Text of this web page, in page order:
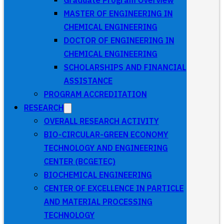
MASTER OF ENGINEERING IN
CHEMICAL ENGINEERING
DOCTOR OF ENGINEERING IN
CHEMICAL ENGINEERING
SCHOLARSHIPS AND FINANCIAL
ASSISTANCE
PROGRAM ACCREDITATION
RESEARCH
OVERALL RESEARCH ACTIVITY
BIO-CIRCULAR-GREEN ECONOMY
TECHNOLOGY AND ENGINEERING
CENTER (BCGETEC)
BIOCHEMICAL ENGINEERING
CENTER OF EXCELLENCE IN PARTICLE
AND MATERIAL PROCESSING
TECHNOLOGY